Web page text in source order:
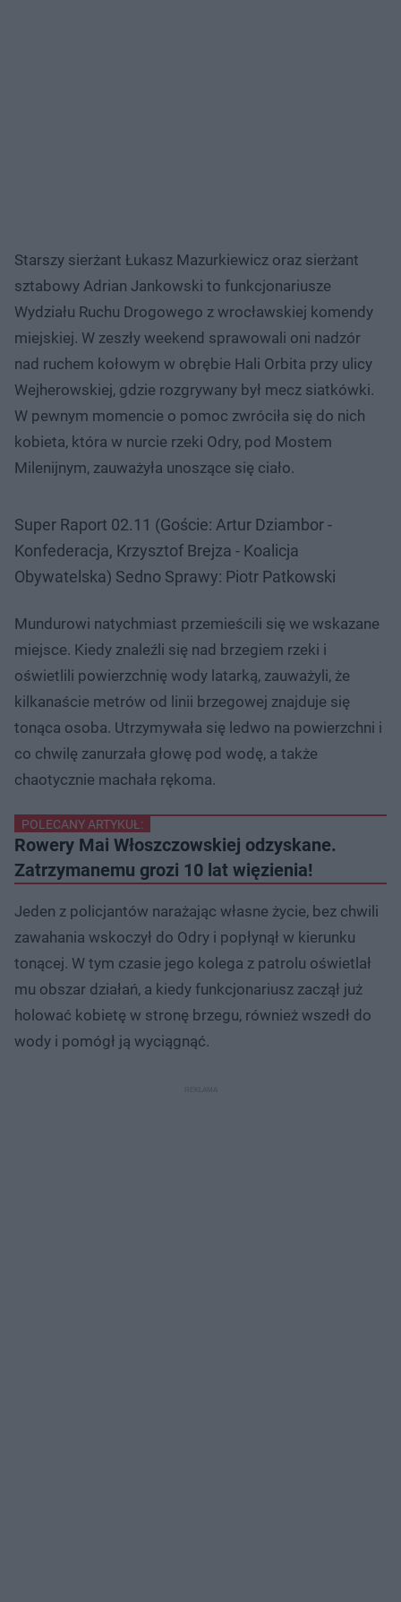
Starszy sierżant Łukasz Mazurkiewicz oraz sierżant
sztabowy Adrian Jankowski to funkcjonariusze
Wydziału Ruchu Drogowego z wrocławskiej komendy
miejskiej. W zeszły weekend sprawowali oni nadzór
nad ruchem kołowym w obrębie Hali Orbita przy ulicy
Wejherowskiej, gdzie rozgrywany był mecz siatkówki.
W pewnym momencie o pomoc zwróciła się do nich
kobieta, która w nurcie rzeki Odry, pod Mostem
Milenijnym, zauważyła unoszące się ciało.
Super Raport 02.11 (Goście: Artur Dziambor -
Konfederacja, Krzysztof Brejza - Koalicja
Obywatelska) Sedno Sprawy: Piotr Patkowski
Mundurowi natychmiast przemieścili się we wskazane
miejsce. Kiedy znaleźli się nad brzegiem rzeki i
oświetlili powierzchnię wody latarką, zauważyli, że
kilkanaście metrów od linii brzegowej znajduje się
tonąca osoba. Utrzymywała się ledwo na powierzchni i
co chwilę zanurzała głowę pod wodę, a także
chaotycznie machała rękoma.
POLECANY ARTYKUŁ:
Rowery Mai Włoszczowskiej odzyskane.
Zatrzymanemu grozi 10 lat więzienia!
Jeden z policjantów narażając własne życie, bez chwili
zawahania wskoczył do Odry i popłynął w kierunku
tonącej. W tym czasie jego kolega z patrolu oświetlał
mu obszar działań, a kiedy funkcjonariusz zaczął już
holować kobietę w stronę brzegu, również wszedł do
wody i pomógł ją wyciągnąć.